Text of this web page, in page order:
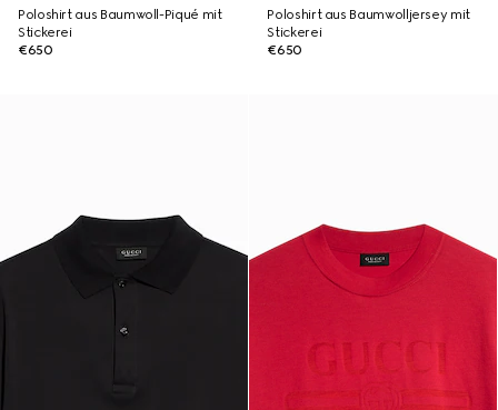
Poloshirt aus Baumwoll-Piqué mit
Stickerei
€650
Poloshirt aus Baumwolljersey mit
Stickerei
€650